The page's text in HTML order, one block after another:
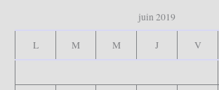
juin 2019
L M M J V